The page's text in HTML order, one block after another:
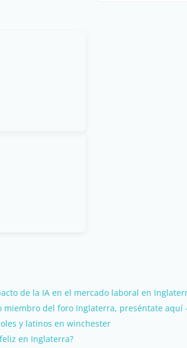
de la IA en el mercado laboral en
miembro del foro Inglaterra, preséntate aquí
y latinos en winchester
en Inglaterra?